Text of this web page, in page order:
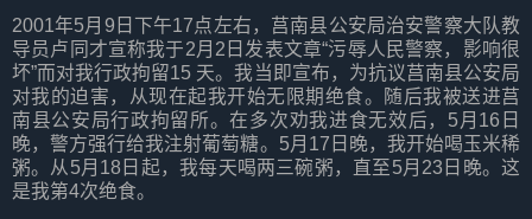
2001年5月9日下午17点左右，莒南县公安局治安警察大队教
导员卢同才宣称我于2月2日发表文章“污辱人民警察，影响很
坏”而对我行政拘留15 天。我当即宣布，为抗议莒南县公安局
对我的迫害，从现在起我开始无限期绝食。随后我被送进莒
南县公安局行政拘留所。在多次劝我进食无效后，5月16日
晚，警方强行给我注射葡萄糖。5月17日晚，我开始喝玉米稀
粥。从5月18日起，我每天喝两三碗粥，直至5月23日晚。这
是我第4次绝食。